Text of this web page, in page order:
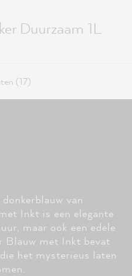
Duurzaam 1L
(17)
van
Inkt is een elegante
maar ook een edele
Blauw met Inkt bevat
het mysterieus laten